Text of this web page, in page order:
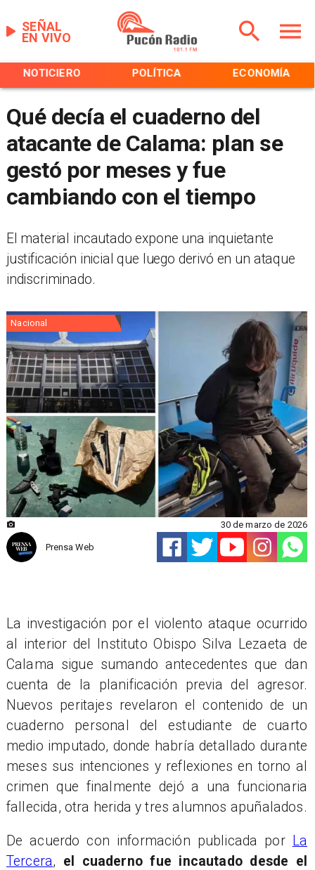
EN VIVO
SEÑAL
NOTICIERO POLÍTICA ECONOMÍA
Qué decía el cuaderno del
atacante de Calama: plan se
gestó por meses y fue
cambiando con el tiempo
El material incautado expone una inquietante
justificación inicial que luego derivó en un ataque
indiscriminado.
Nacional
Prensa Web
30 de marzo de 2026
La investigación por el violento ataque ocurrido
al interior del Instituto Obispo Silva Lezaeta de
Calama sigue sumando antecedentes que dan
cuenta de la planificación previa del agresor.
Nuevos peritajes revelaron el contenido de un
cuaderno personal del estudiante de cuarto
medio imputado, donde habría detallado durante
meses sus intenciones y reflexiones en torno al
crimen que finalmente dejó a una funcionaria
fallecida, otra herida y tres alumnos apuñalados.
De acuerdo con información publicada por La
Tercera, el cuaderno fue incautado desde el